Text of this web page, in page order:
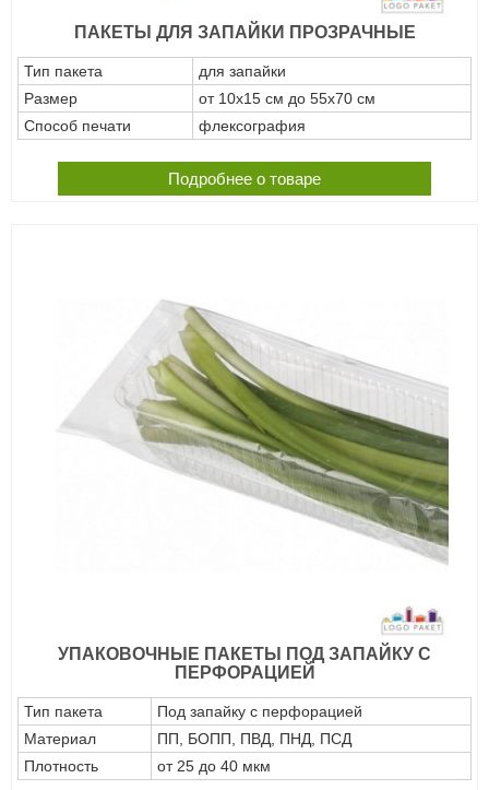
ПАКЕТЫ ДЛЯ ЗАПАЙКИ ПРОЗРАЧНЫЕ
Тип пакета
для запайки
Размер
от 10х15 см до 55х70 см
Способ печати
флексография
Подробнее о товаре
УПАКОВОЧНЫЕ ПАКЕТЫ ПОД ЗАПАЙКУ С
ПЕРФОРАЦИЕЙ
Тип пакета
Под запайку с перфорацией
Материал
ПП, БОПП, ПВД, ПНД, ПСД
Плотность
от 25 до 40 мкм